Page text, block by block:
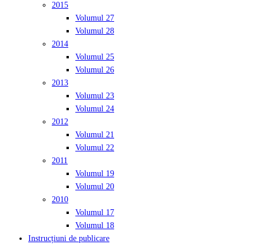
2015
Volumul 27
Volumul 28
2014
Volumul 25
Volumul 26
2013
Volumul 23
Volumul 24
2012
Volumul 21
Volumul 22
2011
Volumul 19
Volumul 20
2010
Volumul 17
Volumul 18
Instrucțiuni de publicare